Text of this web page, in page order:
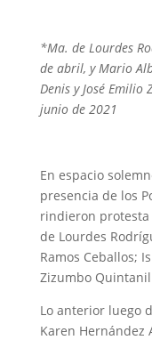
*Ma. de Lourdes
de abril, y Mario
Denis y José
junio de 2021
En espacio
presencia de los
rindieron
de Lourdes
Ramos Ceballos;
Zizumbo
Lo anterior luego
Karen Hernández